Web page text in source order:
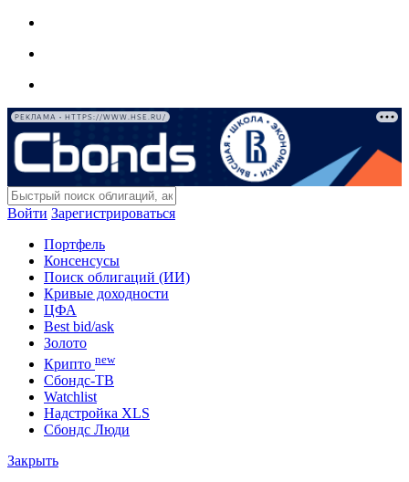
РЕКЛАМА • HTTPS://WWW.HSE.RU/
Войти Зарегистрироваться
Портфель
Консенсусы
Поиск облигаций (ИИ)
Кривые доходности
ЦФА
Best bid/ask
Золото
Крипто new
Сбондс-ТВ
Watchlist
Надстройка XLS
Сбондс Люди
Закрыть